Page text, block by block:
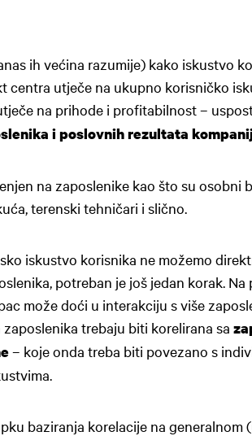
ih većina razumije) kako iskustvo
centra utječe na ukupno korisničko
na prihode i profitabilnost –
i poslovnih rezultata
na zaposlenike kao što su osobni
terenski tehničari i slično.
iskustvo korisnika ne možemo
potreban je još jedan korak. Na
može doći u interakciju s više
trebaju biti korelirana sa
– koje onda treba biti povezano s
baziranja korelacije na generalnom